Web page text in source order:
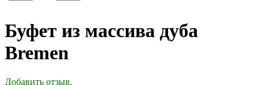
Буфет из массива дуба
Bremen
Добавить отзыв.